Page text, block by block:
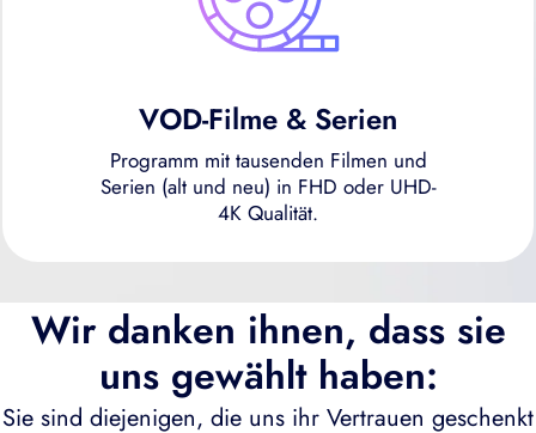
VOD-Filme & Serien
Programm mit tausenden Filmen und
Serien (alt und neu) in FHD oder UHD-
4K Qualität.
Wir danken ihnen, dass sie
uns gewählt haben:
Sie sind diejenigen, die uns ihr Vertrauen geschenkt